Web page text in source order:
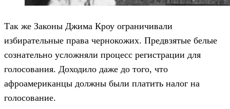
Так же Законы Джима Кроу ограничивали
избирательные права чернокожих. Предвзятые белые
сознательно усложняли процесс регистрации для
голосования. Доходило даже до того, что
афроамериканцы должны были платить налог на
голосование.